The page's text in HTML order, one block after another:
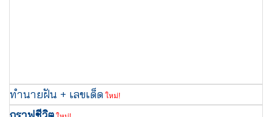
ทำนายฝัน + เลขเด็ด ใหม่!